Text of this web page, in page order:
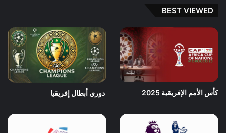
BEST VIEWED
كأس الأمم الإفريقية 2025 دوري أبطال إفريقيا